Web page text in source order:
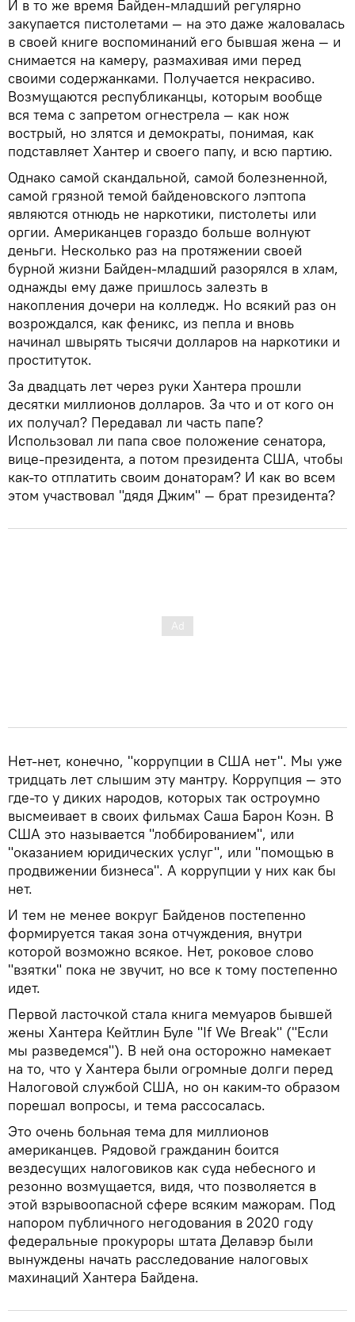
И в то же время Байден-младший регулярно
закупается пистолетами — на это даже жаловалась
в своей книге воспоминаний его бывшая жена — и
снимается на камеру, размахивая ими перед
своими содержанками. Получается некрасиво.
Возмущаются республиканцы, которым вообще
вся тема с запретом огнестрела — как нож
вострый, но злятся и демократы, понимая, как
подставляет Хантер и своего папу, и всю партию.
Однако самой скандальной, самой болезненной,
самой грязной темой байденовского лэптопа
являются отнюдь не наркотики, пистолеты или
оргии. Американцев гораздо больше волнуют
деньги. Несколько раз на протяжении своей
бурной жизни Байден-младший разорялся в хлам,
однажды ему даже пришлось залезть в
накопления дочери на колледж. Но всякий раз он
возрождался, как феникс, из пепла и вновь
начинал швырять тысячи долларов на наркотики и
проституток.
За двадцать лет через руки Хантера прошли
десятки миллионов долларов. За что и от кого он
их получал? Передавал ли часть папе?
Использовал ли папа свое положение сенатора,
вице-президента, а потом президента США, чтобы
как-то отплатить своим донаторам? И как во всем
этом участвовал "дядя Джим" — брат президента?
Нет-нет, конечно, "коррупции в США нет". Мы уже
тридцать лет слышим эту мантру. Коррупция — это
где-то у диких народов, которых так остроумно
высмеивает в своих фильмах Саша Барон Коэн. В
США это называется "лоббированием", или
"оказанием юридических услуг", или "помощью в
продвижении бизнеса". А коррупции у них как бы
нет.
И тем не менее вокруг Байденов постепенно
формируется такая зона отчуждения, внутри
которой возможно всякое. Нет, роковое слово
"взятки" пока не звучит, но все к тому постепенно
идет.
Первой ласточкой стала книга мемуаров бывшей
жены Хантера Кейтлин Буле "If We Break" ("Если
мы разведемся"). В ней она осторожно намекает
на то, что у Хантера были огромные долги перед
Налоговой службой США, но он каким-то образом
порешал вопросы, и тема рассосалась.
Это очень больная тема для миллионов
американцев. Рядовой гражданин боится
вездесущих налоговиков как суда небесного и
резонно возмущается, видя, что позволяется в
этой взрывоопасной сфере всяким мажорам. Под
напором публичного негодования в 2020 году
федеральные прокуроры штата Делавэр были
вынуждены начать расследование налоговых
махинаций Хантера Байдена.